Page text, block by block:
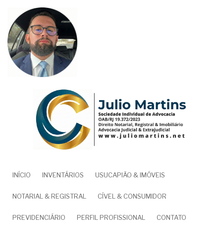
para
conteúdo
principal
NAVEGAÇÃO
PRINCIPAL
INÍCIO INVENTÁRIOS USUCAPIÃO & IMÓVEIS
NOTARIAL & REGISTRAL CÍVEL & CONSUMIDOR
PREVIDENCIÁRIO PERFIL PROFISSIONAL CONTATO